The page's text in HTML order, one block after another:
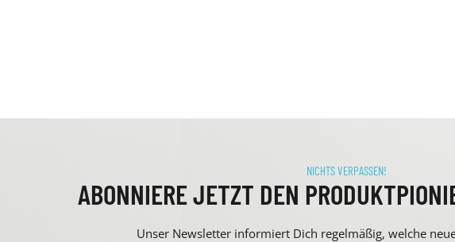
NICHTS VERPASSEN!
ABONNIERE JETZT DEN
Unser Newsletter informiert Dich regelmäßig, welche